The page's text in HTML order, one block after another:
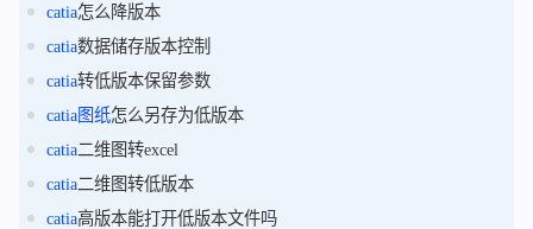
catia怎么降版本
catia数据储存版本控制
catia转低版本保留参数
catia图纸怎么另存为低版本
catia二维图转excel
catia二维图转低版本
catia高版本能打开低版本文件吗